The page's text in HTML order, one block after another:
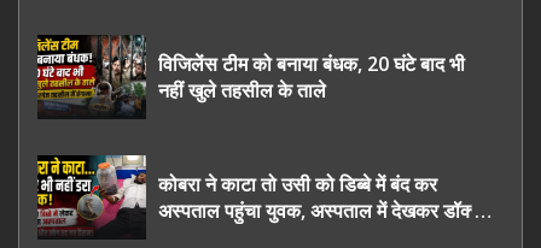
विजिलेंस टीम को बनाया बंधक, 20 घंटे बाद भी
नहीं खुले तहसील के ताले
कोबरा ने काटा तो उसी को डिब्बे में बंद कर
अस्पताल पहुंचा युवक, अस्पताल में देखकर डॉक्टर